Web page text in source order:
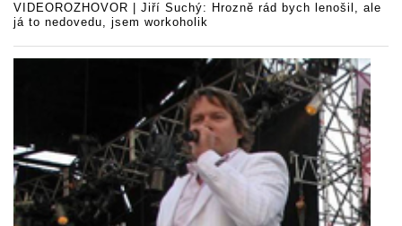
VIDEOROZHOVOR | Jiří Suchý: Hrozně rád bych lenošil, ale
já to nedovedu, jsem workoholik